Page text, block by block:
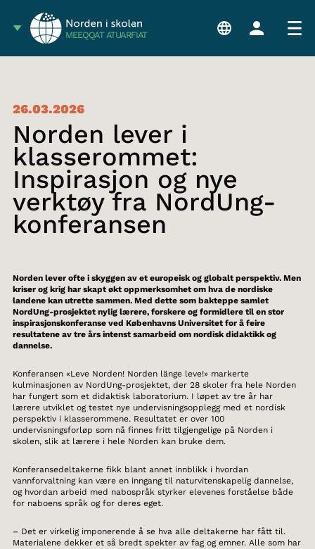
MEEQQAT ATUARFIAT
26.03.2026
Norden lever i
klasserommet:
Inspirasjon og nye
verktøy fra NordUng-
konferansen
Norden lever ofte i skyggen av et europeisk og globalt perspektiv. Men
kriser og krig har skapt økt oppmerksomhet om hva de nordiske
landene kan utrette sammen. Med dette som bakteppe samlet
NordUng-prosjektet nylig lærere, forskere og formidlere til en stor
inspirasjonskonferanse ved Københavns Universitet for å feire
resultatene av tre års intenst samarbeid om nordisk didaktikk og
dannelse.
Konferansen «Leve Norden! Norden länge leve!» markerte
kulminasjonen av NordUng-prosjektet, der 28 skoler fra hele Norden
har fungert som et didaktisk laboratorium. I løpet av tre år har
lærere utviklet og testet nye undervisningsopplegg med et nordisk
perspektiv i klasserommene. Resultatet er over 100
undervisningsforløp som nå finnes fritt tilgjengelige på Norden i
skolen, slik at lærere i hele Norden kan bruke dem.
Konferansedeltakerne fikk blant annet innblikk i hvordan
vannforvaltning kan være en inngang til naturvitenskapelig dannelse,
og hvordan arbeid med nabospråk styrker elevenes forståelse både
for naboens språk og for deres eget.
– Det er virkelig imponerende å se hva alle deltakerne har fått til.
Materialene dekker et så bredt spekter av fag og emner. Alle som har